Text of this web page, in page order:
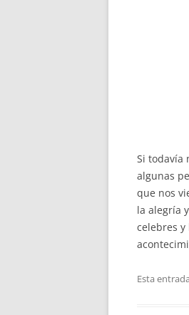
Si todavía
algunas
que nos
la alegría
celebres
Esta